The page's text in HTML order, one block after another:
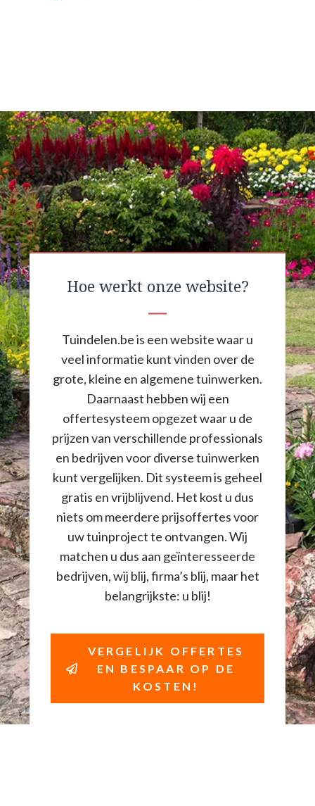
Hoe werkt onze website?
Tuindelen.be is een website waar u
veel informatie kunt vinden over de
grote, kleine en algemene tuinwerken.
Daarnaast hebben wij een
offertesysteem opgezet waar u de
prijzen van verschillende professionals
en bedrijven voor diverse tuinwerken
kunt vergelijken. Dit systeem is geheel
gratis en vrijblijvend. Het kost u dus
niets om meerdere prijsoffertes voor
uw tuinproject te ontvangen. Wij
matchen u dus aan geïnteresseerde
bedrijven, wij blij, firma’s blij, maar het
belangrijkste: u blij!
VERGELIJK OFFERTES
EN BESPAAR OP DE
KOSTEN!